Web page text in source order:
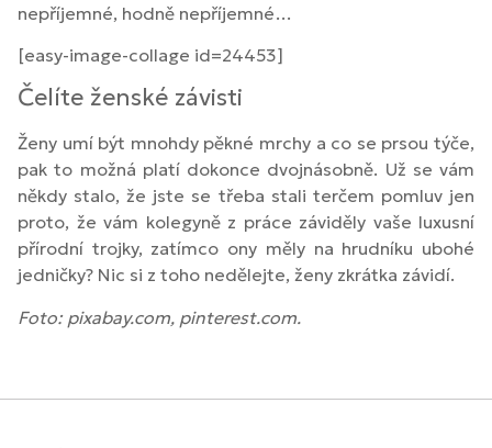
nepříjemné, hodně nepříjemné…
[easy-image-collage id=24453]
Čelíte ženské závisti
Ženy umí být mnohdy pěkné mrchy a co se prsou týče,
pak to možná platí dokonce dvojnásobně. Už se vám
někdy stalo, že jste se třeba stali terčem pomluv jen
proto, že vám kolegyně z práce záviděly vaše luxusní
přírodní trojky, zatímco ony měly na hrudníku ubohé
jedničky? Nic si z toho nedělejte, ženy zkrátka závidí.
Foto: pixabay.com, pinterest.com.